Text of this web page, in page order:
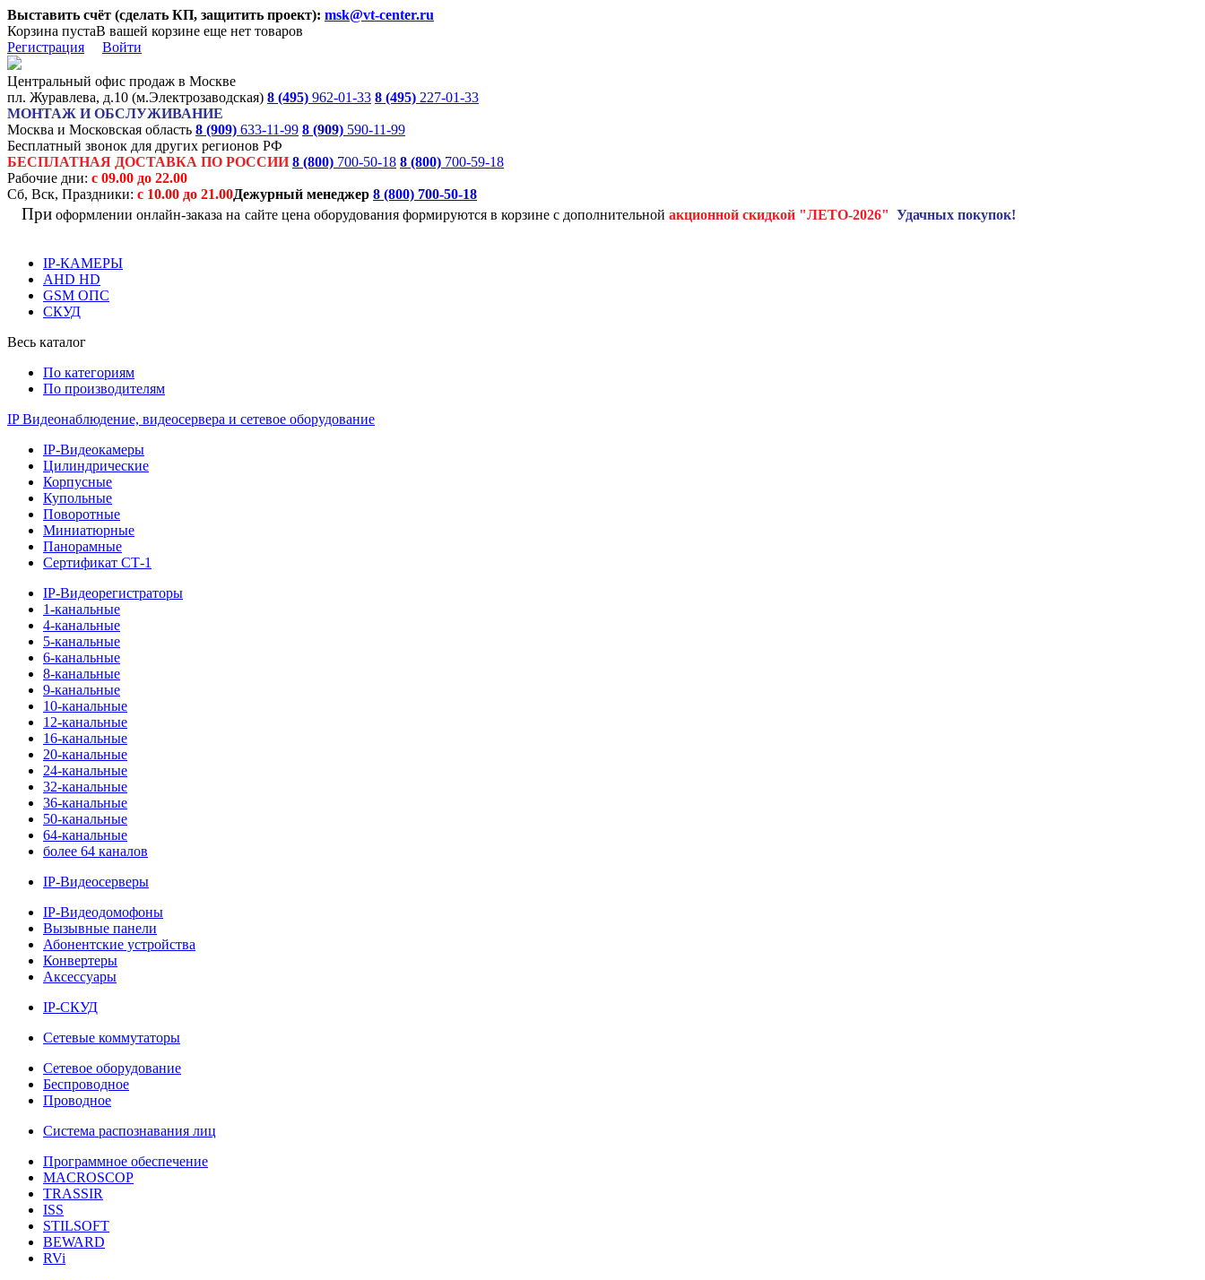
Выставить счёт (сделать КП, защитить проект): msk@vt-center.ru
Корзина пустаВ вашей корзине еще нет товаров
Регистрация
Войти
Центральный офис продаж в Москве
пл. Журавлева, д.10 (м.Электрозаводская) 8 (495) 962-01-33 8 (495) 227-01-33
МОНТАЖ И ОБСЛУЖИВАНИЕ
Москва и Московская область 8 (909) 633-11-99 8 (909) 590-11-99
Бесплатный звонок для других регионов РФ
БЕСПЛАТНАЯ ДОСТАВКА ПО РОССИИ 8 (800) 700-50-18 8 (800) 700-59-18
Рабочие дни: с 09.00 до 22.00
Сб, Вск, Праздники: с 10.00 до 21.00Дежурный менеджер 8 (800) 700-50-18
При оформлении онлайн-заказа на сайте цена оборудования формируются в корзине с дополнительной акционной скидкой "ЛЕТО-2026" Удачных покупок!
IP-КАМЕРЫ
AHD HD
GSM ОПС
СКУД
Весь каталог
По категориям
По производителям
IP Видеонаблюдение, видеосервера и сетевое оборудование
IP-Видеокамеры
Цилиндрические
Корпусные
Купольные
Поворотные
Миниатюрные
Панорамные
Сертификат СТ-1
IP-Видеорегистраторы
1-канальные
4-канальные
5-канальные
6-канальные
8-канальные
9-канальные
10-канальные
12-канальные
16-канальные
20-канальные
24-канальные
32-канальные
36-канальные
50-канальные
64-канальные
более 64 каналов
IP-Видеосерверы
IP-Видеодомофоны
Вызывные панели
Абонентские устройства
Конвертеры
Аксессуары
IP-СКУД
Сетевые коммутаторы
Сетевое оборудование
Беспроводное
Проводное
Система распознавания лиц
Программное обеспечение
MACROSCOP
TRASSIR
ISS
STILSOFT
BEWARD
RVi